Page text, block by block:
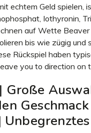
echtem Geld spielen,
Iothyronin,
auf Wette
bis wie zügig und
Rückspiel haben
you to direction on
Große